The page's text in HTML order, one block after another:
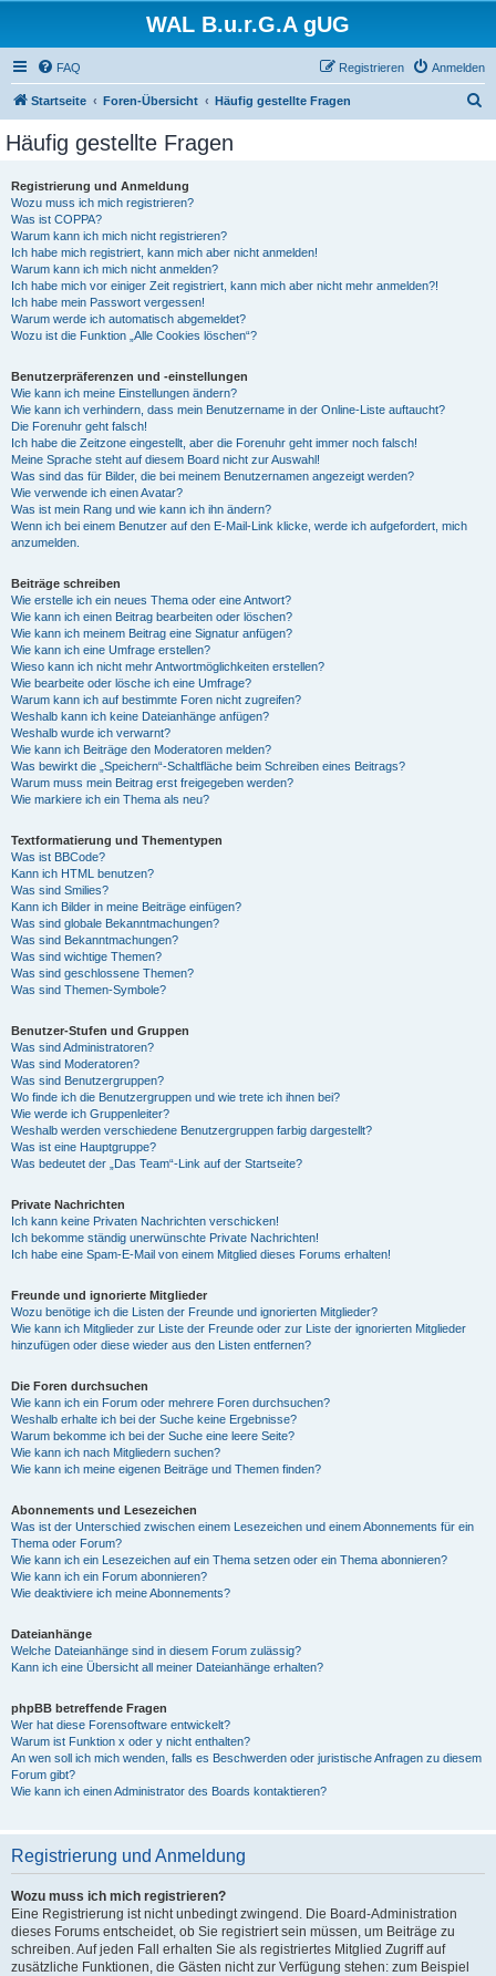
WAL B.u.r.G.A gUG
FAQ Anmelden
Registrieren
Startseite Foren-Übersicht Häufig gestellte Fragen
Häufig gestellte Fragen
Registrierung und Anmeldung
Wozu muss ich mich registrieren?
Was ist COPPA?
Warum kann ich mich nicht registrieren?
Ich habe mich registriert, kann mich aber nicht anmelden!
Warum kann ich mich nicht anmelden?
Ich habe mich vor einiger Zeit registriert, kann mich aber nicht mehr anmelden?!
Ich habe mein Passwort vergessen!
Warum werde ich automatisch abgemeldet?
Wozu ist die Funktion „Alle Cookies löschen“?
Benutzerpräferenzen und -einstellungen
Wie kann ich meine Einstellungen ändern?
Wie kann ich verhindern, dass mein Benutzername in der Online-Liste auftaucht?
Die Forenuhr geht falsch!
Ich habe die Zeitzone eingestellt, aber die Forenuhr geht immer noch falsch!
Meine Sprache steht auf diesem Board nicht zur Auswahl!
Was sind das für Bilder, die bei meinem Benutzernamen angezeigt werden?
Wie verwende ich einen Avatar?
Was ist mein Rang und wie kann ich ihn ändern?
Wenn ich bei einem Benutzer auf den E-Mail-Link klicke, werde ich aufgefordert, mich
anzumelden.
Beiträge schreiben
Wie erstelle ich ein neues Thema oder eine Antwort?
Wie kann ich einen Beitrag bearbeiten oder löschen?
Wie kann ich meinem Beitrag eine Signatur anfügen?
Wie kann ich eine Umfrage erstellen?
Wieso kann ich nicht mehr Antwortmöglichkeiten erstellen?
Wie bearbeite oder lösche ich eine Umfrage?
Warum kann ich auf bestimmte Foren nicht zugreifen?
Weshalb kann ich keine Dateianhänge anfügen?
Weshalb wurde ich verwarnt?
Wie kann ich Beiträge den Moderatoren melden?
Was bewirkt die „Speichern“-Schaltfläche beim Schreiben eines Beitrags?
Warum muss mein Beitrag erst freigegeben werden?
Wie markiere ich ein Thema als neu?
Textformatierung und Thementypen
Was ist BBCode?
Kann ich HTML benutzen?
Was sind Smilies?
Kann ich Bilder in meine Beiträge einfügen?
Was sind globale Bekanntmachungen?
Was sind Bekanntmachungen?
Was sind wichtige Themen?
Was sind geschlossene Themen?
Was sind Themen-Symbole?
Benutzer-Stufen und Gruppen
Was sind Administratoren?
Was sind Moderatoren?
Was sind Benutzergruppen?
Wo finde ich die Benutzergruppen und wie trete ich ihnen bei?
Wie werde ich Gruppenleiter?
Weshalb werden verschiedene Benutzergruppen farbig dargestellt?
Was ist eine Hauptgruppe?
Was bedeutet der „Das Team“-Link auf der Startseite?
Private Nachrichten
Ich kann keine Privaten Nachrichten verschicken!
Ich bekomme ständig unerwünschte Private Nachrichten!
Ich habe eine Spam-E-Mail von einem Mitglied dieses Forums erhalten!
Freunde und ignorierte Mitglieder
Wozu benötige ich die Listen der Freunde und ignorierten Mitglieder?
Wie kann ich Mitglieder zur Liste der Freunde oder zur Liste der ignorierten Mitglieder
hinzufügen oder diese wieder aus den Listen entfernen?
Die Foren durchsuchen
Wie kann ich ein Forum oder mehrere Foren durchsuchen?
Weshalb erhalte ich bei der Suche keine Ergebnisse?
Warum bekomme ich bei der Suche eine leere Seite?
Wie kann ich nach Mitgliedern suchen?
Wie kann ich meine eigenen Beiträge und Themen finden?
Abonnements und Lesezeichen
Was ist der Unterschied zwischen einem Lesezeichen und einem Abonnements für ein
Thema oder Forum?
Wie kann ich ein Lesezeichen auf ein Thema setzen oder ein Thema abonnieren?
Wie kann ich ein Forum abonnieren?
Wie deaktiviere ich meine Abonnements?
Dateianhänge
Welche Dateianhänge sind in diesem Forum zulässig?
Kann ich eine Übersicht all meiner Dateianhänge erhalten?
phpBB betreffende Fragen
Wer hat diese Forensoftware entwickelt?
Warum ist Funktion x oder y nicht enthalten?
An wen soll ich mich wenden, falls es Beschwerden oder juristische Anfragen zu diesem
Forum gibt?
Wie kann ich einen Administrator des Boards kontaktieren?
Registrierung und Anmeldung
Wozu muss ich mich registrieren?
Eine Registrierung ist nicht unbedingt zwingend. Die Board-Administration
dieses Forums entscheidet, ob Sie registriert sein müssen, um Beiträge zu
schreiben. Auf jeden Fall erhalten Sie als registriertes Mitglied Zugriff auf
zusätzliche Funktionen, die Gästen nicht zur Verfügung stehen: zum Beispiel